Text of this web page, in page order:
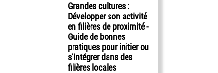
Grandes cultures :
Développer son activité
en filières de proximité -
Guide de bonnes
pratiques pour initier ou
s’intégrer dans des
filières locales